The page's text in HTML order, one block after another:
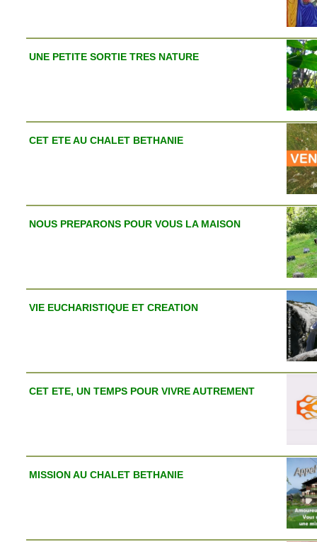
UNE PETITE SORTIE TRES NATURE
CET ETE AU CHALET BETHANIE
NOUS PREPARONS POUR VOUS LA MAISON
VIE EUCHARISTIQUE ET CREATION
CET ETE, UN TEMPS POUR VIVRE AUTREMENT
MISSION AU CHALET BETHANIE